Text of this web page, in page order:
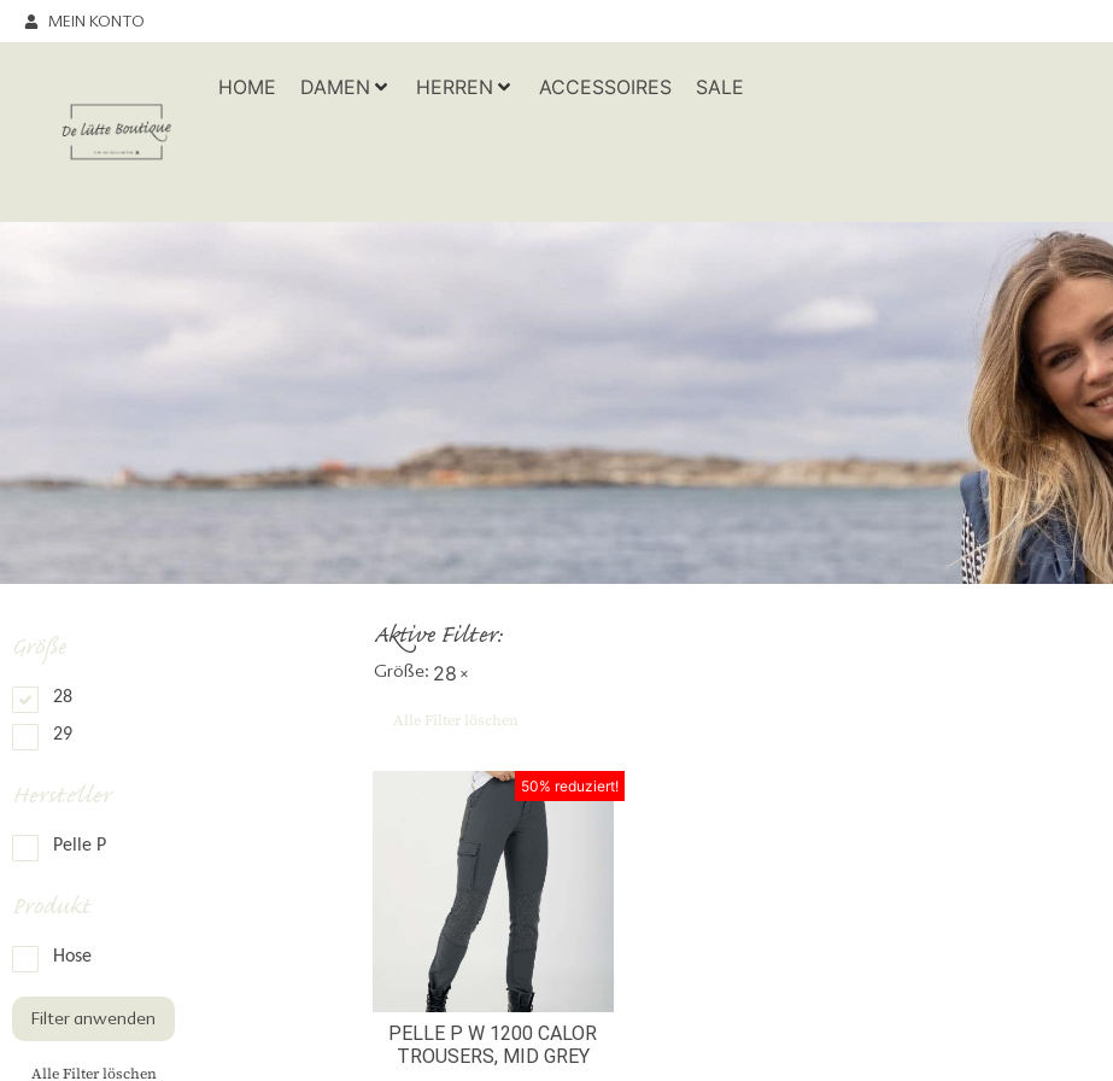
MEIN KONTO
HOME DAMEN HERREN ACCESSOIRES SALE
Größe
28
29
Hersteller
Pelle P
Produkt
Hose
Filter anwenden
Alle Filter löschen
Aktive Filter:
Größe: 28 ×
Alle Filter löschen
50% reduziert!
PELLE P W 1200 CALOR
TROUSERS, MID GREY